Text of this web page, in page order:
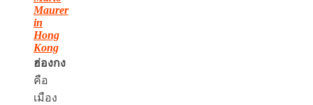
Maurer
in
Hong
Kong
ฮ่องกง
คือ
เมือง